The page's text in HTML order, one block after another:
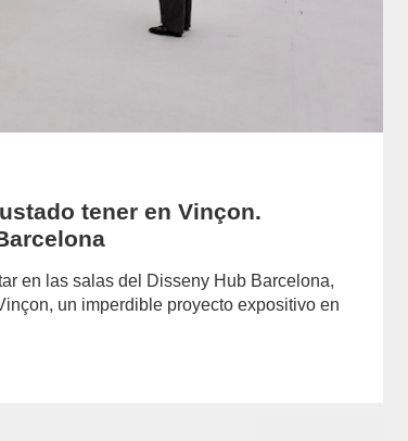
tener en Vinçon.
en las salas del Disseny Hub Barcelona,
un imperdible proyecto expositivo en